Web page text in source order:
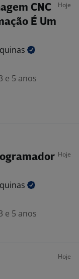
CNC
É Um
Hoje
e 5 anos
Hoje
e 5 anos
Hoje